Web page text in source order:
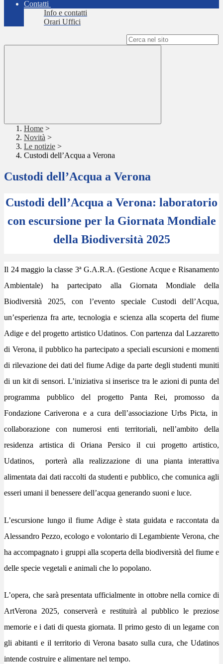
Contatti
Info e contatti
Orari Uffici
Home >
Novità >
Le notizie >
Custodi dell’Acqua a Verona
Custodi dell’Acqua a Verona
Custodi dell’Acqua a Verona: laboratorio
con escursione per la Giornata Mondiale
della Biodiversità 2025
Il 24 maggio la classe 3ª G.A.R.A. (Gestione Acque e Risanamento
Ambientale) ha partecipato alla Giornata Mondiale della
Biodiversità 2025,con l’evento speciale Custodi dell’Acqua,
un’esperienza fra arte, tecnologia e scienza alla scoperta del fiume
Adige e del progetto artisticoUdatinos. Con partenza dalLazzaretto
di Verona, il pubblico ha partecipato a speciali escursioni e momenti
di rilevazione dei dati del fiume Adige da parte degli studenti muniti
di un kit di sensori. L’iniziativa si inserisce tra le azioni di punta del
programma pubblico del progetto Panta Rei, promosso da
Fondazione Cariverona e a cura dell’associazioneUrbs Picta, in
collaborazione con numerosi enti territoriali, nell’ambito della
residenza artistica di Oriana Persico il cui progetto artistico,
Udatinos, porterà alla realizzazione di una pianta interattiva
alimentata dai dati raccolti da studenti e pubblico, che comunica agli
esseri umani il benessere dell’acqua generando suoni e luce.
L’escursione lungo il fiume Adige è stata guidata e raccontata da
Alessandro Pezzo, ecologo e volontario di Legambiente Verona, che
ha accompagnato i gruppi alla scoperta della biodiversità del fiume e
delle specie vegetali e animali che lo popolano.
L’opera, che sarà presentata ufficialmente in ottobre nella cornice di
ArtVerona 2025, conserverà e restituirà al pubblico le preziose
memorie e i dati di questa giornata. Il primo gesto di un legame con
gli abitanti e il territorio di Verona basato sulla cura, che Udatinos
intende costruire e alimentare nel tempo.